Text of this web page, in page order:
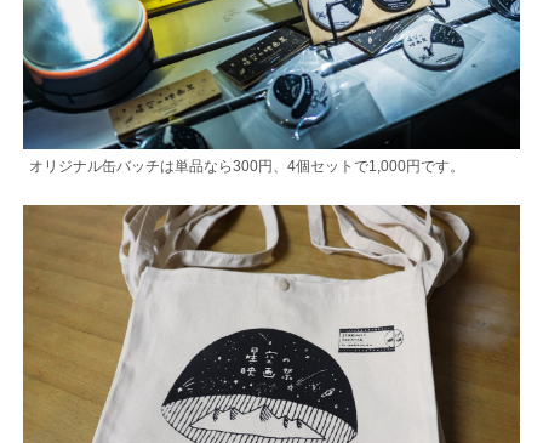
オリジナル缶バッチは単品なら300円、4個セットで1,000円です。